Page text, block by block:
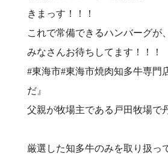
きまっす！！！
これで常備できるハンバーグが
みなさんお待ちしてます！！！
#東海市#東海市焼肉知多牛専
だ』⠀
父親が牧場主である戸田牧場で
厳選した知多牛のみを取り扱っ